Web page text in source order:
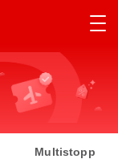
Multistopp